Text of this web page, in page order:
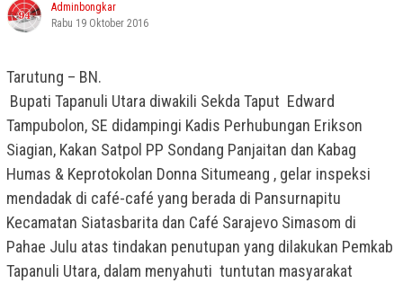
Adminbongkar
Rabu 19 Oktober 2016
Tarutung – BN.
Bupati Tapanuli Utara diwakili Sekda Taput Edward
Tampubolon, SE didampingi Kadis Perhubungan Erikson
Siagian, Kakan Satpol PP Sondang Panjaitan dan Kabag
Humas & Keprotokolan Donna Situmeang , gelar inspeksi
mendadak di café-café yang berada di Pansurnapitu
Kecamatan Siatasbarita dan Café Sarajevo Simasom di
Pahae Julu atas tindakan penutupan yang dilakukan Pemkab
Tapanuli Utara, dalam menyahuti tuntutan masyarakat